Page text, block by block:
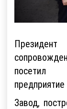
посетил
Завод,